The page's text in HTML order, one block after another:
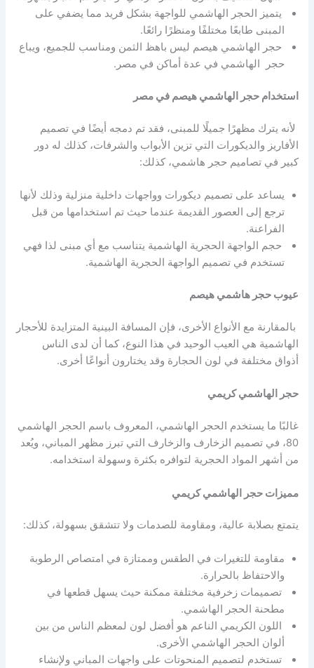
يتميز الحجر الهاشمي للواجهة بشكل فريد مما يضفي على
المبنى طابعًا مختلفًا ومنظرًا رائعًا.
حجر الهاشمي هيصم ليس باهظ الثمن ومناسب للجميع، ويباع
حجر الهاشمي في عدة أماكن في مصر.
استخدام حجر الهاشمي هيصم في مصر
لأنه يترك مظهرًا جميلًا للمبنى، فقد تم دمجه أيضًا في تصميم
الأفاريز والديكورات التي تزين الأبواب والشرفات، كذلك له دور
كبير في تصاميم حجر هاشمي، كذلك:
يساعد على تصميم ديكورات وواجهات داخلية منزلية وذلك لأنها
ترجع إلى العصور القديمة عندما حيث تم استخدامها من قبل
الفراعنة.
حجم الواجهة الحجرية الهاشمية يتناسب مع أي مبنى لذا فهي
تستخدم في تصميم الواجهة الحجرية الهاشمية.
عيوب حجر هاشمي هيصم
بالمقارنة مع الأنواع الأخرى، فإن المسافة البينية المتزايدة للأحجار
الهاشمية هي العيب الوحيد في هذا النوع، كما أن لدى الناس
أذواق مختلفة في لون الحجارة وقد يختارون أنواعًا أخرى.
حجر الهاشمي كريمي
غالبًا ما يستخدم الحجر الهاشمي، المعروف باسم الحجر الهاشمي
80، في تصميم الزخارف والزخارف التي تبرز مظهر المباني، ويُعد
من أشهر المواد الحجرية لتوافره بكثرة وسهولة استخدامه.
مميزات حجر الهاشمي كريمي
يتمتع بصلابة عالية، ومقاومة للصدمات ولا تتشقق بسهولة، كذلك:
مقاومة للتغيرات في الطقس وممتازة في امتصاص الرطوبة
والاحتفاظ بالحرارة.
تصميمات زخرفية مختلفة ممكنة حيث يسهل قطعها في
مطحنة الحجر الهاشمي.
اللون الكريمي الناعم هو أفضل لون لمعظم الناس من بين
ألوان الحجر الهاشمي الأخرى.
تستخدم لتصميم المنحوتات على واجهات المباني ولإنشاء